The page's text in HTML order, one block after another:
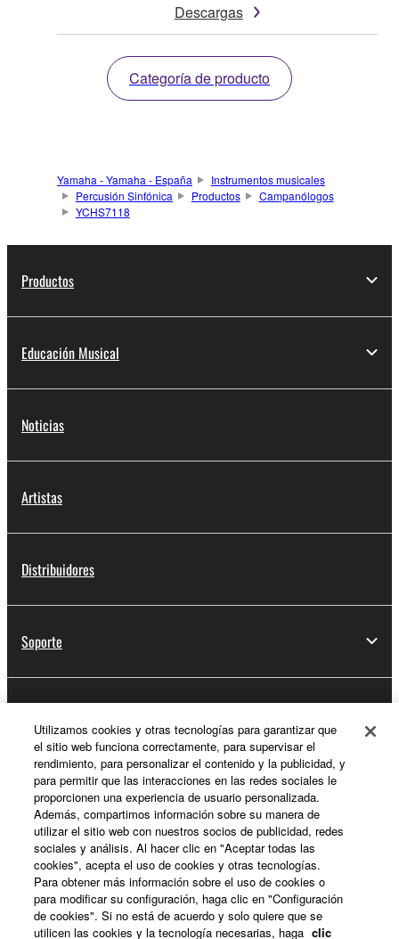
Descargas
Categoría de producto
Yamaha - Yamaha - España
Instrumentos musicales
Percusión Sinfónica
Productos
Campanólogos
YCHS7118
Productos
Educación Musical
Noticias
Artistas
Distribuidores
Soporte
Acerca de Yamaha
España - Spanish
Empresa
Utilizamos cookies y otras tecnologías para garantizar que
el sitio web funciona correctamente, para supervisar el
rendimiento, para personalizar el contenido y la publicidad, y
para permitir que las interacciones en las redes sociales le
proporcionen una experiencia de usuario personalizada.
Además, compartimos información sobre su manera de
utilizar el sitio web con nuestros socios de publicidad, redes
sociales y análisis. Al hacer clic en "Aceptar todas las
cookies", acepta el uso de cookies y otras tecnologías.
Para obtener más información sobre el uso de cookies o
para modificar su configuración, haga clic en "Configuración
de cookies". Si no está de acuerdo y solo quiere que se
utilicen las cookies y la tecnología necesarias, haga clic